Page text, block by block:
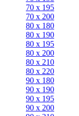
70 х 195
70 х 200
80 х 180
80 х 190
80 х 195
80 х 200
80 x 210
80 x 220
90 x 180
90 х 190
90 х 195
90 х 200